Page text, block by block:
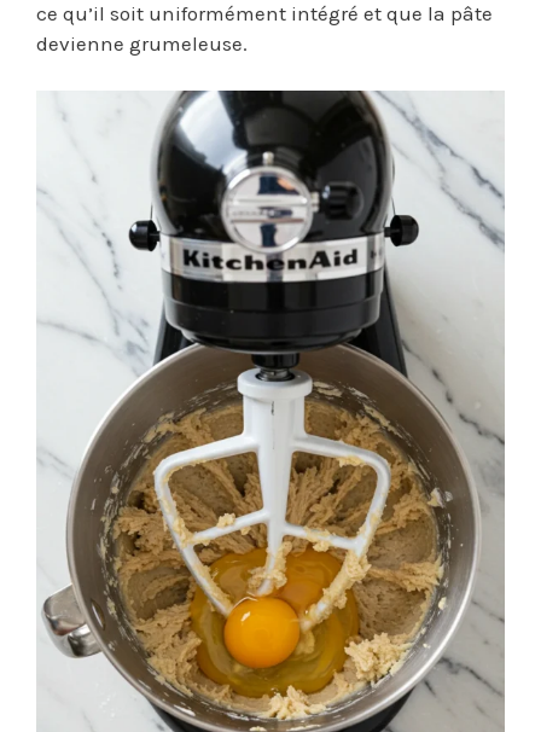
ce qu’il soit uniformément intégré et que la pâte
devienne grumeleuse.